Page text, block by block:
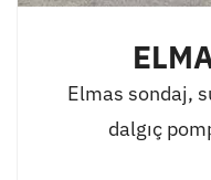
Elmas sondaj,
dalgıç